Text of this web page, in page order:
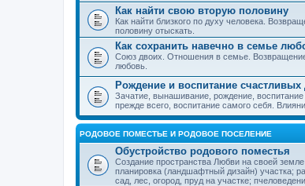
Как найти свою вторую половину
Как найти близкого по духу человека.
половину отыскать.
Как сохранить навечно в семье
Союз двоих. Отношения в семье.
любовь.
Рождение и воспитание счастливых
Зачатие, вынашивание, рождение, воспитание
прежде всего, воспитание самого себя.
РОДОВОЕ ПОМЕСТЬЕ И РОДОВОЕ ПОСЕЛЕНИЕ
Обустройство родового поместья
Создание пространства Любви на своей
планировка (ландшафтный дизайн) участка;
сад, лес, огород, пруд на участке;